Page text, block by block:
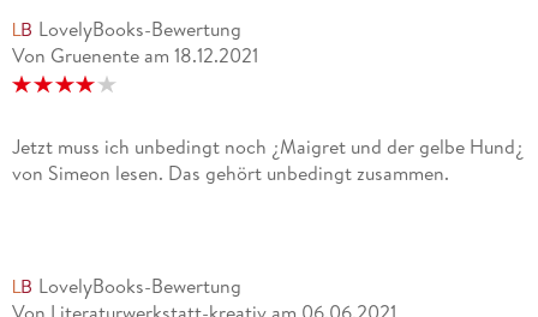
LovelyBooks-Bewertung
Von Gruenente am 18.12.2021
Jetzt muss ich unbedingt noch ¿Maigret und der gelbe Hund¿
von Simeon lesen. Das gehört unbedingt zusammen.
LovelyBooks-Bewertung